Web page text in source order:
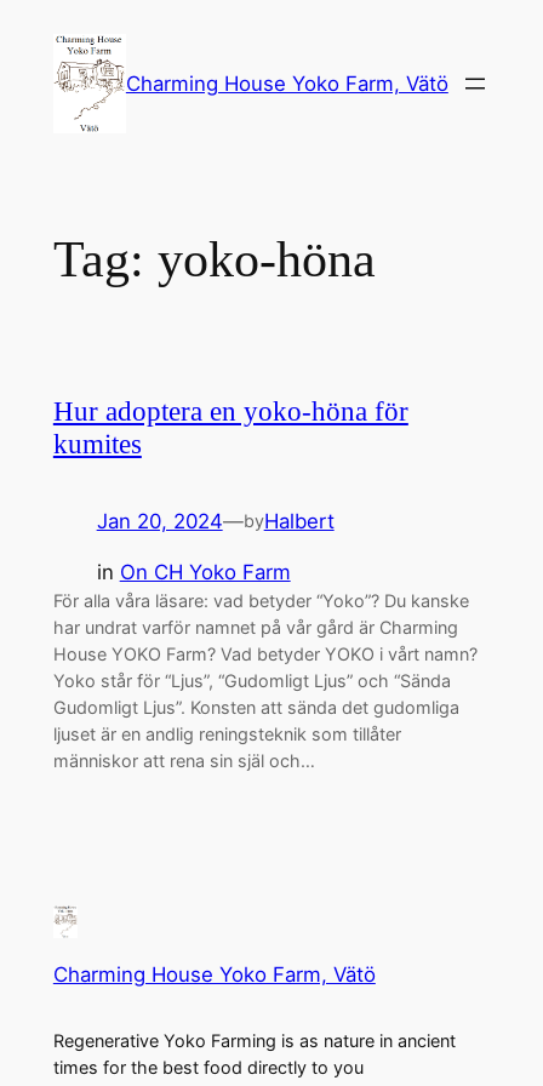
content
Charming House Yoko Farm, Vätö
Tag: yoko-höna
Hur adoptera en yoko-höna för
kumites
Jan 20, 2024—byHalbert
in On CH Yoko Farm
För alla våra läsare: vad betyder “Yoko”? Du kanske
har undrat varför namnet på vår gård är Charming
House YOKO Farm? Vad betyder YOKO i vårt namn?
Yoko står för “Ljus”, “Gudomligt Ljus” och “Sända
Gudomligt Ljus”. Konsten att sända det gudomliga
ljuset är en andlig reningsteknik som tillåter
människor att rena sin själ och…
Charming House Yoko Farm, Vätö
Regenerative Yoko Farming is as nature in ancient
times for the best food directly to you